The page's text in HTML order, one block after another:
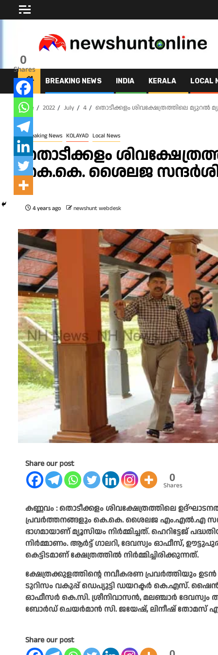
to
BREAKING NEWS INDIA KERALA LOCAL
Home 2022 July 4 തൊടീക്കളം ശിവക്ഷേത്രത്തിലെ മ്യുറൽ
Breaking News KOLAYAD Local News
തൊടീക്കളം
കെ.കെ. ശൈലജ
4 years ago newshunt webdesk
Share our post
0
Shares
കണ്ണവം : തൊടീക്കളം ശിവക്ഷേത്രത്തിലെ
പ്രവർത്തനങ്ങളും കെ.കെ. ശൈലജ എം.എൽ.എ
ഭാഗമായാണ് മ്യൂസിയം നിർമ്മിച്ചത്. ഹെറിട്ടേജ്
നിർമ്മാണം. ആർട്ട്‌ ഗാലറി, ദേവസ്വം ഓഫീസ്,
കെട്ടിടമാണ് ക്ഷേത്രത്തിൽ നിർമ്മിച്ചിരിക്കുന്നത്.
ക്ഷേത്രക്കുളത്തിന്റെ നവീകരണ പ്രവർത്തിയും
ടുറിസം വകുപ്പ് ഡെപ്യുട്ടി ഡയറക്ടർ കെ.എസ്. ഷൈൻ,
ഓഫീസർ കെ.സി. ശ്രീനിവാസൻ, മലഞ്ചാർ ദേവസ്വം
ബോർഡ് ചെയർമാൻ സി. ജയേഷ്, ലിനീഷ് തോമസ്
Share our post
0
Shares